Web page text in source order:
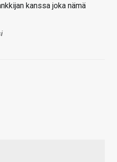
kanssa joka nämä